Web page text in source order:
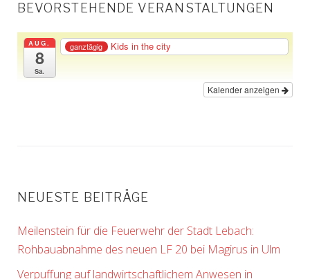
BEVORSTEHENDE VERANSTALTUNGEN
AUG.
8
Sa.
ganztägig Kids in the city
Kalender anzeigen
NEUESTE BEITRÄGE
Meilenstein für die Feuerwehr der Stadt Lebach:
Rohbauabnahme des neuen LF 20 bei Magirus in Ulm
Verpuffung auf landwirtschaftlichem Anwesen in